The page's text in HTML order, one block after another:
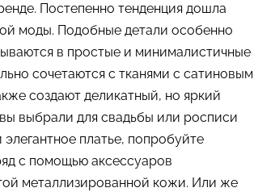
Постепенно тенденция дошла
моды. Подобные детали особенно
в простые и минималистичные
сочетаются с тканями с сатиновым
создают деликатный, но яркий
выбрали для свадьбы или росписи
элегантное платье, попробуйте
с помощью аксессуаров
металлизированной кожи. Или же